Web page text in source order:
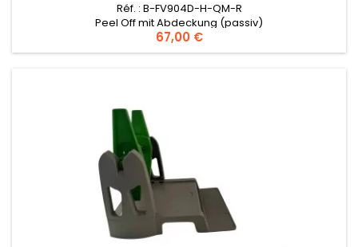
Réf. : B-FV904D-H-QM-R
Peel Off mit Abdeckung (passiv)
Preis
67,00 €